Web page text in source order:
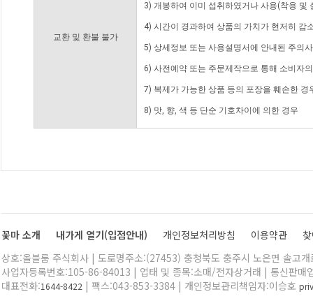
교환 및 환불 불가
3) 개봉하여 이미 섭취하였거나 사용(착용 및
4) 시간이 경과하여 상품의 가치가 현저히 감
5) 상세정보 또는 사용설명서에 안내된 주의
6) 사전예약 또는 주문제작으로 통해 소비자
7) 복제가 가능한 상품 등의 포장을 훼손한 경
8) 맛, 향, 색 등 단순 기호차이에 의한 경우
꽃마 소개 내가게 열기(입점안내) 개인정보처리방침 이용약관
상호:올블룸 주식회사 | 도로명주소:(27453) 충청북도 충주시 노은면 솔고
사업자등록번호:105-86-84013 | 업태 및 종목:소매/전자상거래 | 통신판매
대표전화:1644-8422 | 팩스:043-853-3384 | 개인정보관리책임자:이승호